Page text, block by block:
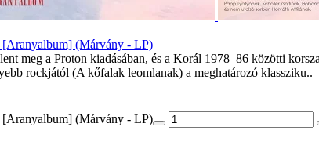
(Márvány - LP)
meg a Proton kiadásában, és a Korál 1978–86 közötti
rockjától (A kőfalak leomlanak) a meghatározó klassziku..
(Márvány - LP)